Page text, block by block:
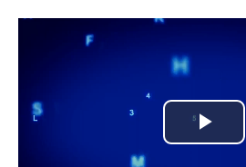
Play